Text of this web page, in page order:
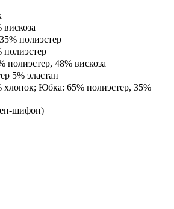
вискоза
полиэстер
полиэстер
полиэстер, 48% вискоза
5% эластан
хлопок; Юбка: 65% полиэстер, 35%
шифон)